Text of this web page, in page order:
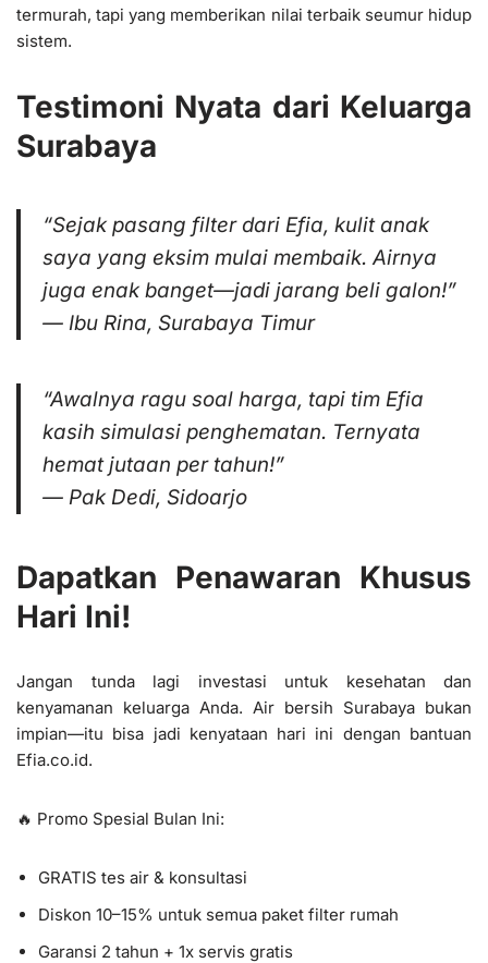
termurah, tapi yang memberikan nilai terbaik seumur hidup
sistem.
Testimoni Nyata dari Keluarga
Surabaya
“Sejak pasang filter dari Efia, kulit anak
saya yang eksim mulai membaik. Airnya
juga enak banget—jadi jarang beli galon!”
— Ibu Rina, Surabaya Timur
“Awalnya ragu soal harga, tapi tim Efia
kasih simulasi penghematan. Ternyata
hemat jutaan per tahun!”
— Pak Dedi, Sidoarjo
Dapatkan Penawaran Khusus
Hari Ini!
Jangan tunda lagi investasi untuk kesehatan dan
kenyamanan keluarga Anda. Air bersih Surabaya bukan
impian—itu bisa jadi kenyataan hari ini dengan bantuan
Efia.co.id.
🔥 Promo Spesial Bulan Ini:
GRATIS tes air & konsultasi
Diskon 10–15% untuk semua paket filter rumah
Garansi 2 tahun + 1x servis gratis